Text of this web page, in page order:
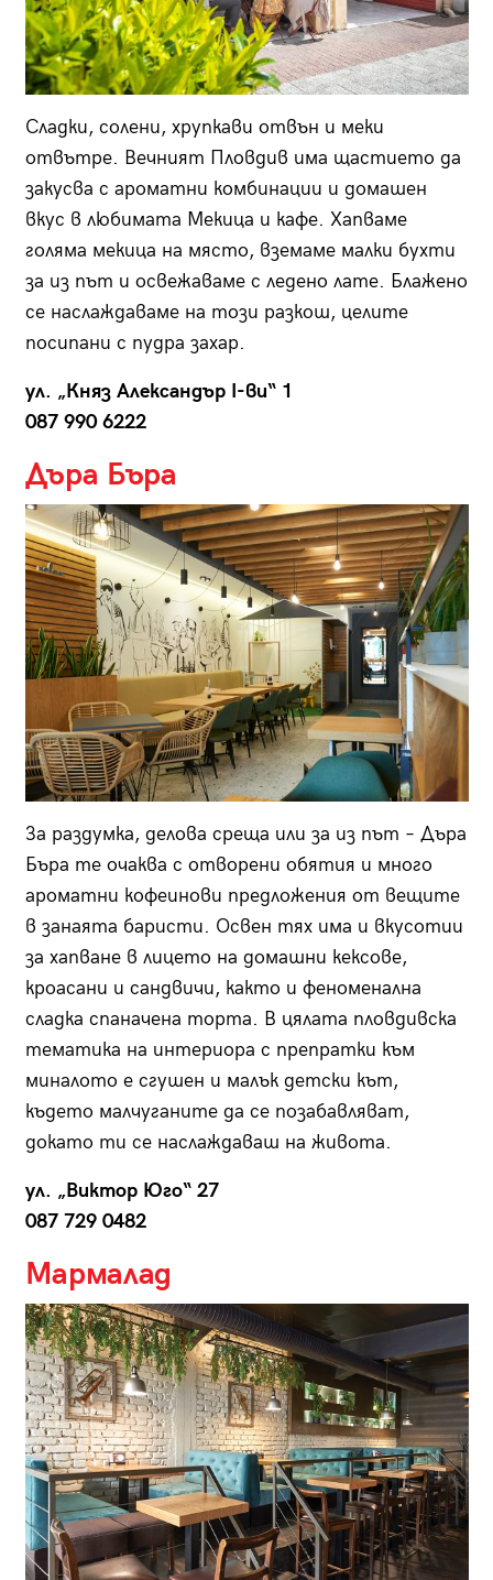
Сладки, солени, хрупкави отвън и меки
отвътре. Вечният Пловдив има щастието да
закусва с ароматни комбинации и домашен
вкус в любимата Мекица и кафе. Хапваме
голяма мекица на място, вземаме малки бухти
за из път и освежаваме с ледено лате. Блажено
се наслаждаваме на този разкош, целите
посипани с пудра захар.
ул. „Княз Александър I-ви“ 1
087 990 6222
Дъра Бъра
За раздумка, делова среща или за из път – Дъра
Бъра те очаква с отворени обятия и много
ароматни кофеинови предложения от вещите
в занаята баристи. Освен тях има и вкусотии
за хапване в лицето на домашни кексове,
кроасани и сандвичи, както и феноменална
сладка спаначена торта. В цялата пловдивска
тематика на интериора с препратки към
миналото е сгушен и малък детски кът,
където малчуганите да се позабавляват,
докато ти се наслаждаваш на живота.
ул. „Виктор Юго“ 27
087 729 0482
Мармалад